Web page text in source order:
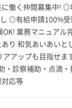
働く仲間募集中!
◎有給申請100%受
業務マニュアル
り 和気あいあい
アアップも目指せ
・診察補助・点滴・
応等